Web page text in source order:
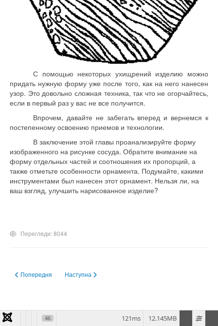
С помощью некоторых ухищрений изделию можно
придать нужную форму уже после того, как на него нанесен
узор. Это довольно сложная техника, так что не огорчайтесь,
если в первый раз у вас не все получится.
Впрочем, давайте не забегать вперед и вернемся к
постепенному освоению приемов и технологии.
В заключение этой главы проанализируйте форму
изображенного на рисунке сосуда. Обратите внимание на
форму отдельных частей и соотношения их пропорций, а
также отметьте особенности орнамента. Подумайте, какими
инструментами был нанесен этот орнамент. Нельзя ли, на
ваш взгляд, улучшить нарисованное изделие?
Перегляди: 8044
Попередня стаття: Шаг четвертый - в мир сосудов
Попередня Наступна стаття: Шаг второй - в энеолит
Наступна
46 12.145MB
121ms